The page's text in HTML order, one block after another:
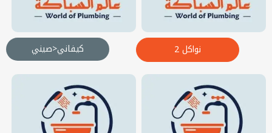
نواكل 2 كيفاني<صيني